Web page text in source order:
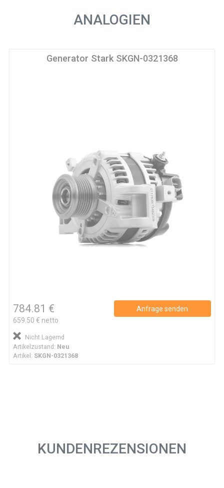
ANALOGIEN
Generator Stark SKGN-0321368
784.81 €
659.50 € netto
Anfrage senden
Nicht Lagernd
Artikelzustand: Neu
Artikel: SKGN-0321368
KUNDENREZENSIONEN